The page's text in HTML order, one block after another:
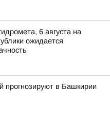
6 августа на
ожидается
прогнозируют в Башкирии